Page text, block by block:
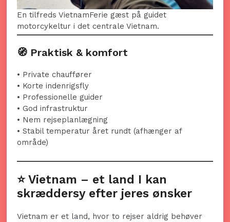
En tilfreds VietnamFerie gæst på guidet
motorcykeltur i det centrale Vietnam.
🧭 Praktisk & komfort
• Private chauffører
• Korte indenrigsfly
• Professionelle guider
• God infrastruktur
• Nem rejseplanlægning
• Stabil temperatur året rundt (afhænger af
område)
⭐ Vietnam – et land I kan
skræddersy efter jeres ønsker
Vietnam er et land, hvor to rejser aldrig behøver